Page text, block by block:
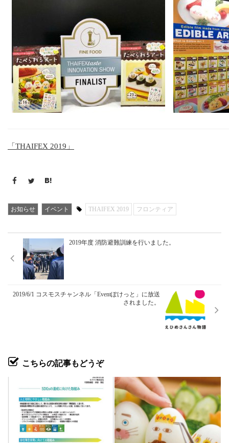
「THAIFEX 2019」
お知らせ イベント THAIFEX 2019 フロンティア
2019年度 消防避難訓練を行いました。
2019/6/1 コスモスチャンネル「Eventぽけっと」に放送
されました。
こちらの記事もどうぞ